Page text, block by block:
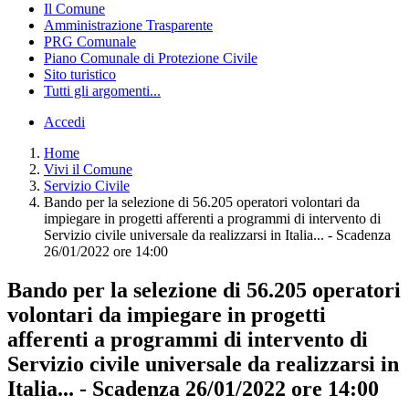
Il Comune
Amministrazione Trasparente
PRG Comunale
Piano Comunale di Protezione Civile
Sito turistico
Tutti gli argomenti...
Accedi
Home
Vivi il Comune
Servizio Civile
Bando per la selezione di 56.205 operatori volontari da
impiegare in progetti afferenti a programmi di intervento di
Servizio civile universale da realizzarsi in Italia... - Scadenza
26/01/2022 ore 14:00
Bando per la selezione di 56.205 operatori
volontari da impiegare in progetti
afferenti a programmi di intervento di
Servizio civile universale da realizzarsi in
Italia... - Scadenza 26/01/2022 ore 14:00